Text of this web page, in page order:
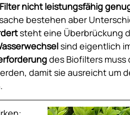
nicht leistungsfähig
bestehen aber
steht eine Überbrückung
sind eigentlich
des Biofilters muss
damit sie ausreicht um